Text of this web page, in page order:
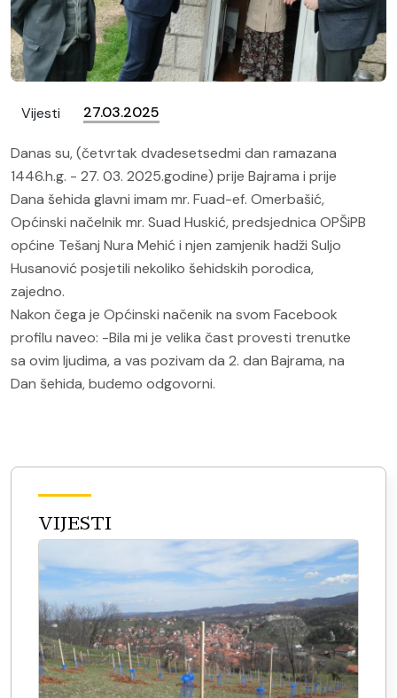
Vijesti 27.03.2025
Danas su, (četvrtak dvadesetsedmi dan ramazana
1446.h.g. - 27. 03. 2025.godine) prije Bajrama i prije
Dana šehida glavni imam mr. Fuad-ef. Omerbašić,
Općinski načelnik mr. Suad Huskić, predsjednica OPŠiPB
općine Tešanj Nura Mehić i njen zamjenik hadži Suljo
Husanović posjetili nekoliko šehidskih porodica,
zajedno.
Nakon čega je Općinski načenik na svom Facebook
profilu naveo: -Bila mi je velika čast provesti trenutke
sa ovim ljudima, a vas pozivam da 2. dan Bajrama, na
Dan šehida, budemo odgovorni.
VIJESTI